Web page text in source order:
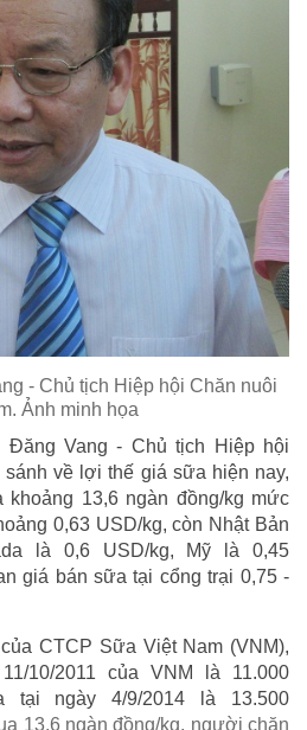
- Chủ tịch Hiệp hội Chăn nuôi
Ảnh minh họa
Đăng Vang - Chủ tịch Hiệp hội
về lợi thế giá sữa hiện nay,
khoảng 13,6 ngàn đồng/kg mức
0,63 USD/kg, còn Nhật Bản
là 0,6 USD/kg, Mỹ là 0,45
giá bán sữa tại cổng trại 0,75 -
CTCP Sữa Việt Nam (VNM),
10/2011 của VNM là 11.000
tại ngày 4/9/2014 là 13.500
13,6 ngàn đồng/kg, người chăn